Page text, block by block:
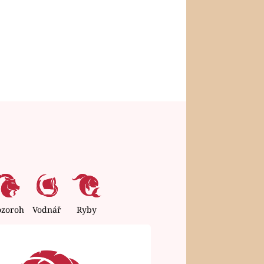
Vodnář Ryby